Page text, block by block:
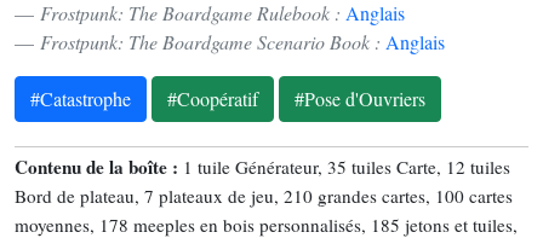
Frostpunk: The Boardgame Rulebook : Anglais
Frostpunk: The Boardgame Scenario Book : Anglais
#Catastrophe #Coopératif #Pose d'Ouvriers
Contenu de la boîte : 1 tuile Générateur, 35 tuiles Carte, 12 tuiles
Bord de plateau, 7 plateaux de jeu, 210 grandes cartes, 100 cartes
moyennes, 178 meeples en bois personnalisés, 185 jetons et tuiles,